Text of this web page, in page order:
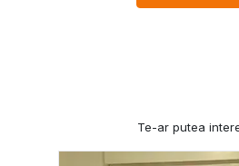
Te-ar putea